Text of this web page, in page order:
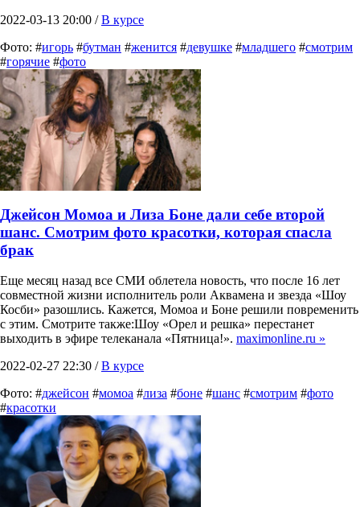
2022-03-13 20:00 /В курсе
Фото: #игорь #бутман #женится #девушке #младшего #смотрим
#горячие #фото
Джейсон Момоа и Лиза Боне дали себе второй
шанс. Смотрим фото красотки, которая спасла
брак
Еще месяц назад все СМИ облетела новость, что после 16 лет
совместной жизни исполнитель роли Аквамена и звезда «Шоу
Косби» разошлись. Кажется, Момоа и Боне решили повременить
с этим. Смотрите также:Шоу «Орел и решка» перестанет
выходить в эфире телеканала «Пятница!». maximonline.ru »
2022-02-27 22:30 /В курсе
Фото: #джейсон #момоа #лиза #боне #шанс #смотрим #фото
#красотки